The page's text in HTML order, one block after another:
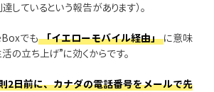
しているという報告があります）。
でも 「イエローモバイル経由」 に意味
の立ち上げ”に効くからです。
2日前に、カナダの電話番号をメールで先